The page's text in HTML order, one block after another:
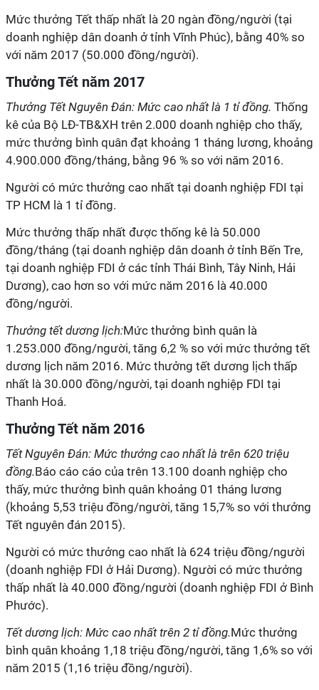
Mức thưởng Tết thấp nhất là 20 ngàn đồng/người (tại
doanh nghiệp dân doanh ở tỉnh Vĩnh Phúc), bằng 40% so
với năm 2017 (50.000 đồng/người).
Thưởng Tết năm 2017
Thưởng Tết Nguyên Đán: Mức cao nhất là 1 tỉ đồng. Thống
kê của Bộ LĐ-TB&XH trên 2.000 doanh nghiệp cho thấy,
mức thưởng bình quân đạt khoảng 1 tháng lương, khoảng
4.900.000 đồng/tháng, bằng 96 % so với năm 2016.
Người có mức thưởng cao nhất tại doanh nghiệp FDI tại
TP HCM là 1 tỉ đồng.
Mức thưởng thấp nhất được thống kê là 50.000
đồng/tháng (tại doanh nghiệp dân doanh ở tỉnh Bến Tre,
tại doanh nghiệp FDI ở các tỉnh Thái Bình, Tây Ninh, Hải
Dương), cao hơn so với mức năm 2016 là 40.000
đồng/người.
Thưởng tết dương lịch:Mức thưởng bình quân là
1.253.000 đồng/người, tăng 6,2 % so với mức thưởng tết
dương lịch năm 2016. Mức thưởng tết dương lịch thấp
nhất là 30.000 đồng/người, tại doanh nghiệp FDI tại
Thanh Hoá.
Thưởng Tết năm 2016
Tết Nguyên Đán: Mức thưởng cao nhất là trên 620 triệu
đồng.Báo cáo cáo của trên 13.100 doanh nghiệp cho
thấy, mức thưởng bình quân khoảng 01 tháng lương
(khoảng 5,53 triệu đồng/người, tăng 15,7% so với thưởng
Tết nguyên đán 2015).
Người có mức thưởng cao nhất là 624 triệu đồng/người
(doanh nghiệp FDI ở Hải Dương). Người có mức thưởng
thấp nhất là 40.000 đồng/người (doanh nghiệp FDI ở Bình
Phước).
Tết dương lịch: Mức cao nhất trên 2 tỉ đồng.Mức thưởng
bình quân khoảng 1,18 triệu đồng/người, tăng 1,6% so với
năm 2015 (1,16 triệu đồng/người).